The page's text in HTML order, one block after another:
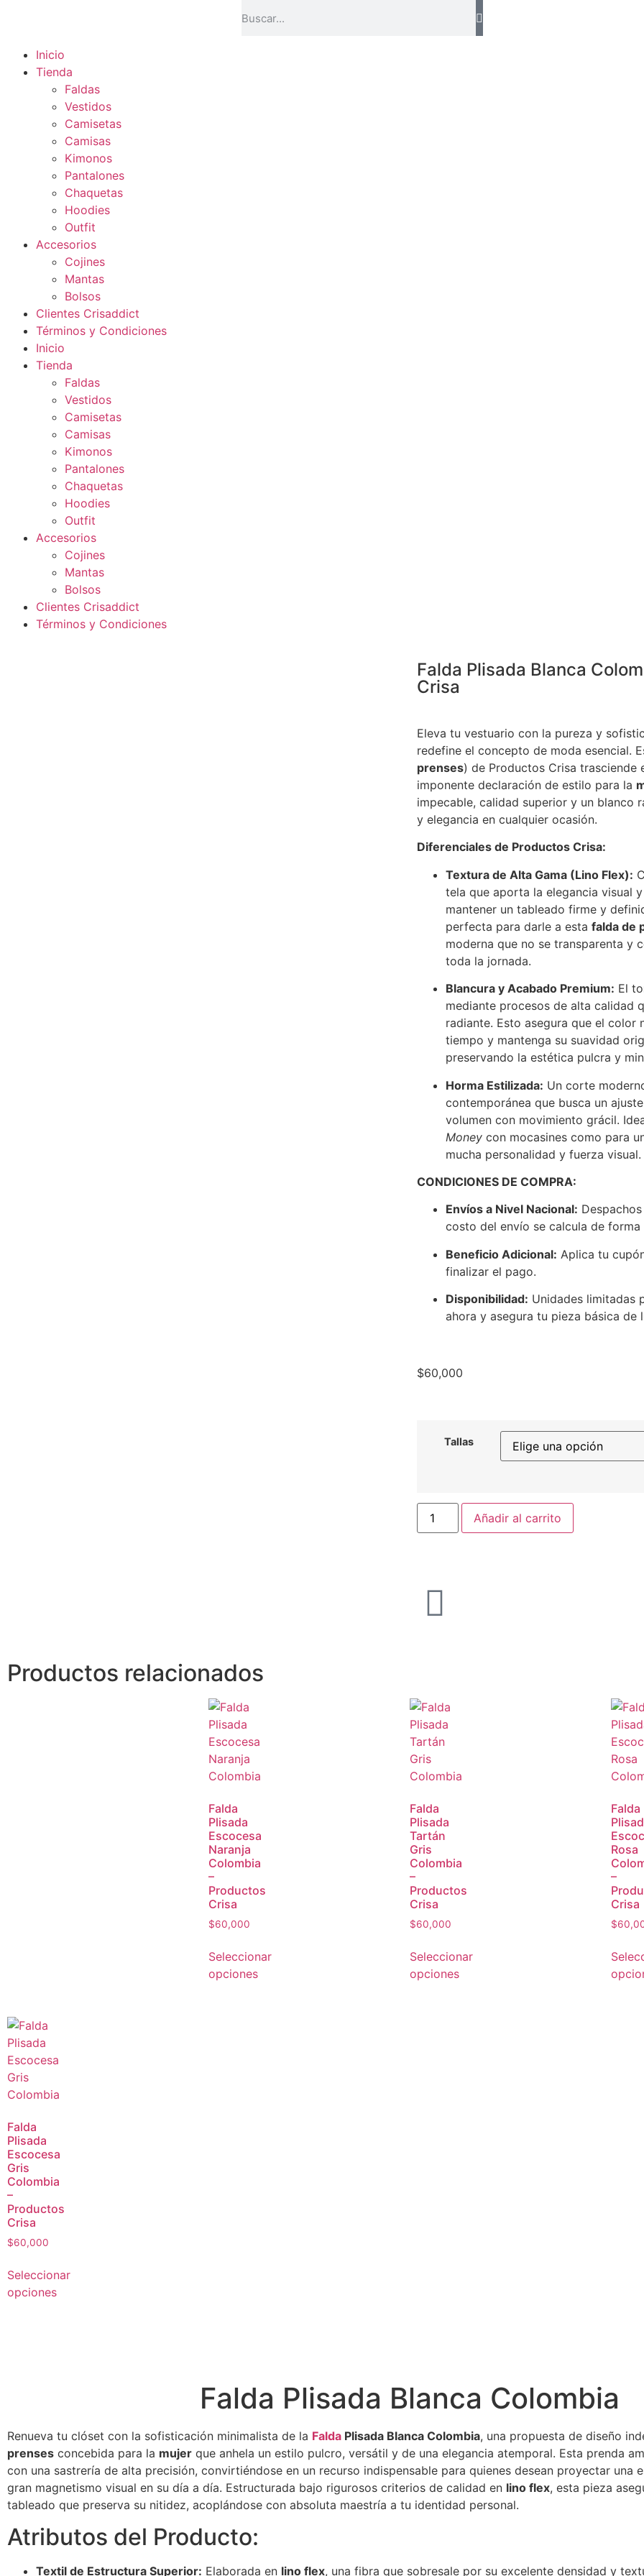
Inicio
Tienda
Faldas
Vestidos
Camisetas
Camisas
Kimonos
Pantalones
Chaquetas
Hoodies
Outfit
Accesorios
Cojines
Mantas
Bolsos
Clientes Crisaddict
Términos y Condiciones
Inicio
Tienda
Faldas
Vestidos
Camisetas
Camisas
Kimonos
Pantalones
Chaquetas
Hoodies
Outfit
Accesorios
Cojines
Mantas
Bolsos
Clientes Crisaddict
Términos y Condiciones
Falda Plisada Blanca
Crisa
Eleva tu vestuario con la pureza y
redefine el concepto de moda esencial.
prenses) de Productos Crisa trasciende
imponente declaración de estilo para la
impecable, calidad superior y un blanco
y elegancia en cualquier ocasión.
Diferenciales de Productos Crisa:
Textura de Alta Gama (Lino Flex):
tela que aporta la elegancia visual
mantener un tableado firme y
perfecta para darle a esta falda de
moderna que no se transparenta y
toda la jornada.
Blancura y Acabado Premium: El
mediante procesos de alta calidad
radiante. Esto asegura que el color
tiempo y mantenga su suavidad
preservando la estética pulcra y
Horma Estilizada: Un corte
contemporánea que busca un
volumen con movimiento grácil.
Money con mocasines como para
mucha personalidad y fuerza visual.
CONDICIONES DE COMPRA:
Envíos a Nivel Nacional:
costo del envío se calcula de
Beneficio Adicional: Aplica tu
finalizar el pago.
Disponibilidad: Unidades limitadas
ahora y asegura tu pieza básica de
$60,000
Tallas
Añadir al carrito
Productos relacionados
Falda
Plisada
Escocesa
Naranja
Colombia
–
Productos
Crisa
$60,000
Seleccionar
opciones
Falda
Plisada
Tartán
Gris
Colombia
–
Productos
Crisa
$60,000
Seleccionar
opciones
Falda
Rosa
–
Crisa
$
Falda
Plisada
Escocesa
Gris
Colombia
–
Productos
Crisa
$60,000
Seleccionar
opciones
Falda Plisada Blanca Colombia
Renueva tu clóset con la sofisticación minimalista de la Falda Plisada Blanca Colombia, una propuesta de diseño
prenses concebida para la mujer que anhela un estilo pulcro, versátil y de una elegancia atemporal. Esta prenda
con una sastrería de alta precisión, convirtiéndose en un recurso indispensable para quienes desean proyectar una
gran magnetismo visual en su día a día. Estructurada bajo rigurosos criterios de calidad en lino flex, esta pieza
tableado que preserva su nitidez, acoplándose con absoluta maestría a tu identidad personal.
Atributos del Producto:
Textil de Estructura Superior: Elaborada en lino flex, una fibra que sobresale por su excelente densidad y